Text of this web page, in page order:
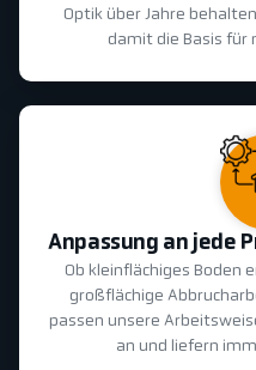
Optik über Jahre
damit die Basis für
Anpassung an jede
Ob kleinflächiges Boden
großflächige
passen unsere
an und liefern